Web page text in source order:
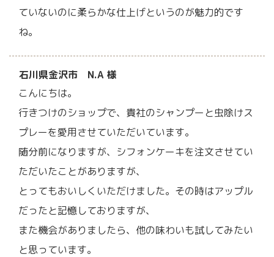
ていないのに柔らかな仕上げというのが魅力的です
ね。
石川県金沢市 N.A 様
こんにちは。
行きつけのショップで、貴社のシャンプーと虫除けス
プレーを愛用させていただいています。
随分前になりますが、シフォンケーキを注文させてい
ただいたことがありますが、
とってもおいしくいただけました。その時はアップル
だったと記憶しておりますが、
また機会がありましたら、他の味わいも試してみたい
と思っています。